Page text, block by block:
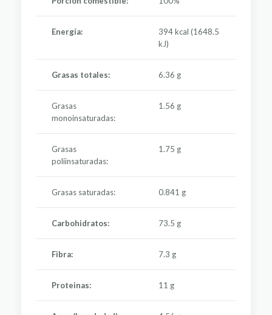
Energía:
394 kcal (1648.5
kJ)
Grasas totales: 6.36 g
Grasas
monoinsaturadas:
1.56 g
Grasas
poliinsaturadas:
1.75 g
Grasas saturadas: 0.841 g
Carbohidratos: 73.5 g
Fibra: 7.3 g
Proteinas: 11 g